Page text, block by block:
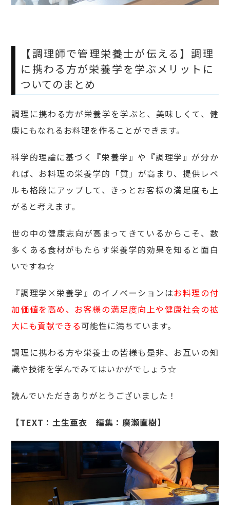
【調理師で管理栄養士が伝える】調理
に携わる方が栄養学を学ぶメリットに
ついてのまとめ
調理に携わる方が栄養学を学ぶと、美味しくて、健
康にもなれるお料理を作ることができます。
科学的理論に基づく『栄養学』や『調理学』が分か
れば、お料理の栄養学的「質」が高まり、提供レベ
ルも格段にアップして、きっとお客様の満足度も上
がると考えます。
世の中の健康志向が高まってきているからこそ、数
多くある食材がもたらす栄養学的効果を知ると面白
いですね☆
『調理学×栄養学』のイノベーションはお料理の付
加価値を高め、お客様の満足度向上や健康社会の拡
大にも貢献できる可能性に満ちています。
調理に携わる方や栄養士の皆様も是非、お互いの知
識や技術を学んでみてはいかがでしょう☆
読んでいただきありがとうございました！
【TEXT：土生亜衣 編集：廣瀬直樹】